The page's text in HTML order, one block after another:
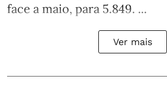
face a maio, para 5.849. ...
Ver mais